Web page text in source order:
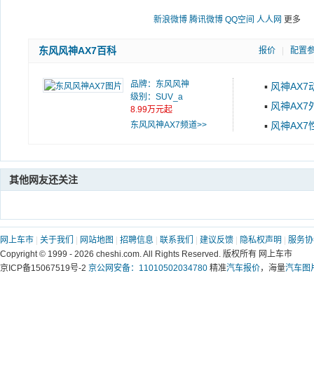
新浪微博 腾讯微博 QQ空间 人人网 更多
报价 配置
东风风神AX7百科
品牌： 东风风神
级别：SUV_a
8.99万元起
东风风神AX7频道>>
▪ 风神AX7
▪ 风神AX7
▪ 风神AX7
其他网友还关注
网上车市 关于我们 网站地图 招聘信息 联系我们 建议反馈 隐私权声明
服务
Copyright © 1999 - 2026 cheshi.com. All Rights Reserved. 版权所有 网上车市
京ICP备15067519号-2 京公网安备：11010502034780 精准汽车报价，海量汽车图